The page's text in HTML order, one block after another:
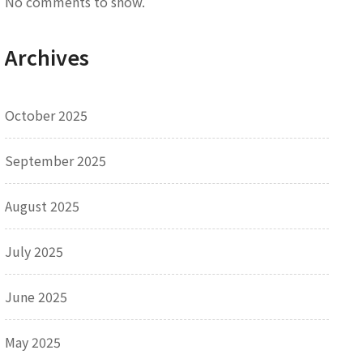
Archives
October 2025
September 2025
August 2025
July 2025
June 2025
May 2025